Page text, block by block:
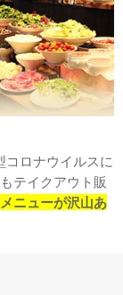
コロナウイルスに
テイクアウト販
ニューが沢山あ